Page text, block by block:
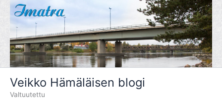
Siirry
sisältöön
Veikko Hämäläisen blogi
Valtuutettu